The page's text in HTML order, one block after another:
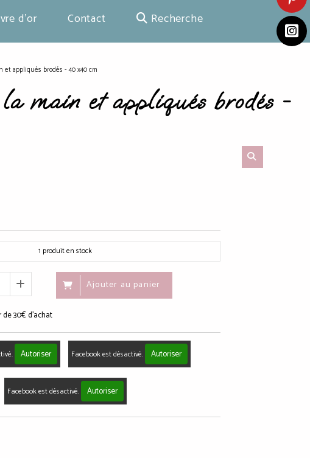
d'or Contact Recherche
appliqués brodés - 40 x40 cm
main et appliqués brodés -
1 produit en stock
Ajouter au panier
de 30€ d'achat
Autoriser Facebook est désactivé. Autoriser
Facebook est désactivé. Autoriser